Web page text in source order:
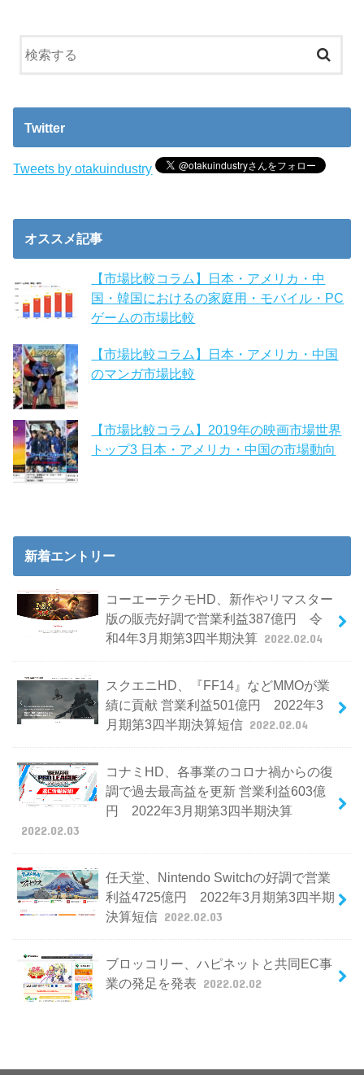
Twitter
Tweets by otakuindustry
オススメ記事
【市場比較コラム】日本・アメリカ・中
国・韓国におけるの家庭用・モバイル・PC
ゲームの市場比較
【市場比較コラム】日本・アメリカ・中国
のマンガ市場比較
【市場比較コラム】2019年の映画市場世界
トップ3 日本・アメリカ・中国の市場動向
新着エントリー
コーエーテクモHD、新作やリマスター
版の販売好調で営業利益387億円 令
和4年3月期第3四半期決算 2022.02.04
スクエニHD、『FF14』などMMOが業
績に貢献 営業利益501億円 2022年3
月期第3四半期決算短信 2022.02.04
コナミHD、各事業のコロナ禍からの復
調で過去最高益を更新 営業利益603億
円 2022年3月期第3四半期決算
2022.02.03
任天堂、Nintendo Switchの好調で営業
利益4725億円 2022年3月期第3四半期
決算短信 2022.02.03
ブロッコリー、ハピネットと共同EC事
業の発足を発表 2022.02.02